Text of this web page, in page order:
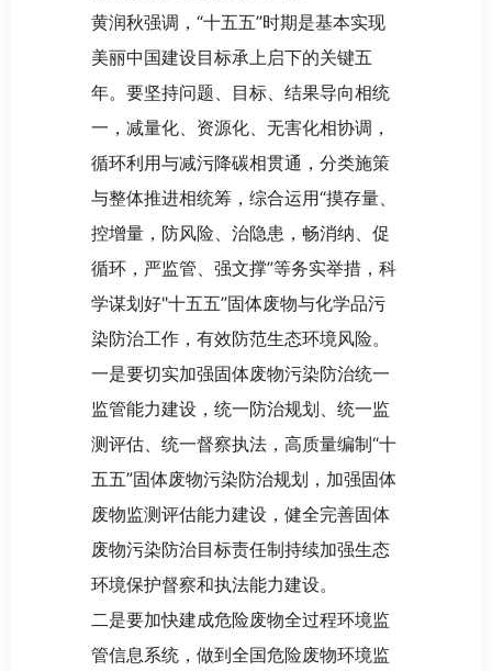
黄润秋强调，“十五五”时期是基本实现
美丽中国建设目标承上启下的关键五
年。要坚持问题、目标、结果导向相统
一，减量化、资源化、无害化相协调，
循环利用与减污降碳相贯通，分类施策
与整体推进相统筹，综合运用“摸存量、
控增量，防风险、治隐患，畅消纳、促
循环，严监管、强文撑”等务实举措，科
学谋划好"十五五”固体废物与化学品污
染防治工作，有效防范生态环境风险。
一是要切实加强固体废物污染防治统一
监管能力建设，统一防治规划、统一监
测评估、统一督察执法，高质量编制“十
五五”固体废物污染防治规划，加强固体
废物监测评估能力建设，健全完善固体
废物污染防治目标责任制持续加强生态
环境保护督察和执法能力建设。
二是要加快建成危险废物全过程环境监
管信息系统，做到全国危险废物环境监